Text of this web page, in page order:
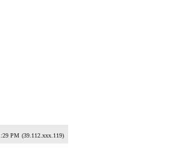
PM (39.112.xxx.119)